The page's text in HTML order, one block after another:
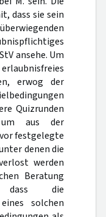
dass sie sein
ansehe. Um
erwog der
Quizrunden
um aus der
festgelegte
denen die
werden
Beratung
die
solchen